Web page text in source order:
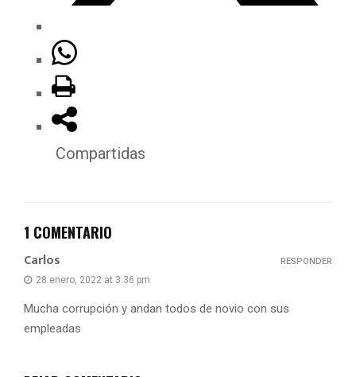
Compartidas
1 COMENTARIO
Carlos
28 enero, 2022 at 3:36 pm
Mucha corrupción y andan todos de novio con sus
empleadas
RESPONDER